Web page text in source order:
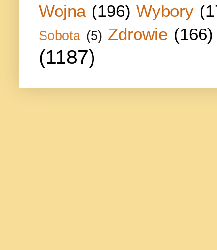
Wojna (196) Wybory
Sobota (5) Zdrowie (166)
(1187)